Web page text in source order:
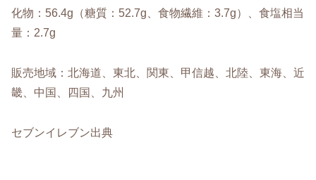
化物：56.4g（糖質：52.7g、食物繊維：3.7g）、食塩相当
量：2.7g
販売地域：北海道、東北、関東、甲信越、北陸、東海、近
畿、中国、四国、九州
セブンイレブン出典